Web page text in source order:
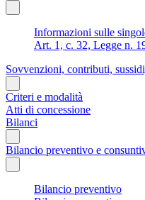
Informazioni sulle
Art. 1, c. 32, Legge n.
Sovvenzioni, contributi,
Criteri e modalità
Atti di concessione
Bilanci
Bilancio preventivo e
Bilancio preventivo